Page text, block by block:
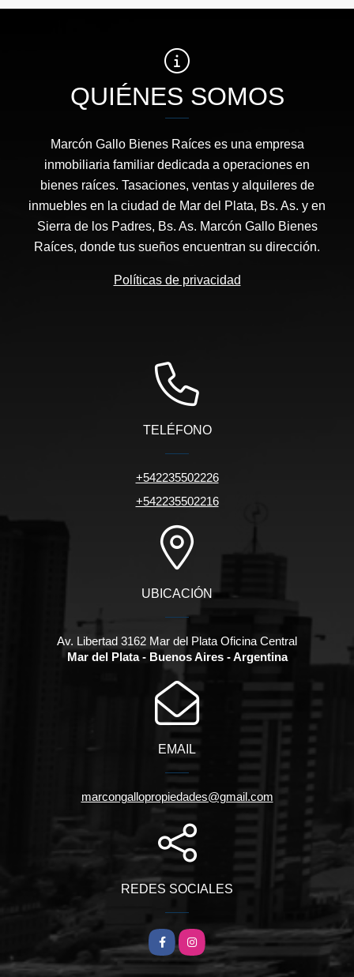
QUIÉNES SOMOS
Marcón Gallo Bienes Raíces es una empresa
inmobiliaria familiar dedicada a operaciones en
bienes raíces. Tasaciones, ventas y alquileres de
inmuebles en la ciudad de Mar del Plata, Bs. As. y en
Sierra de los Padres, Bs. As. Marcón Gallo Bienes
Raíces, donde tus sueños encuentran su dirección.
Políticas de privacidad
TELÉFONO
+542235502226
+542235502216
UBICACIÓN
Av. Libertad 3162 Mar del Plata Oficina Central
Mar del Plata - Buenos Aires - Argentina
EMAIL
marcongallopropiedades@gmail.com
REDES SOCIALES
FacebookInstagram